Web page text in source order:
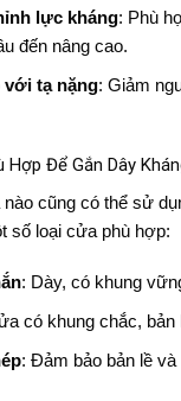
lực kháng: Phù
đến nâng cao.
tạ nặng: Giảm
Hợp Để Gắn Dây
cũng có thể sử
số loại cửa phù hợp:
: Dày, có khung
có khung chắc, bản
: Đảm bảo bản lề